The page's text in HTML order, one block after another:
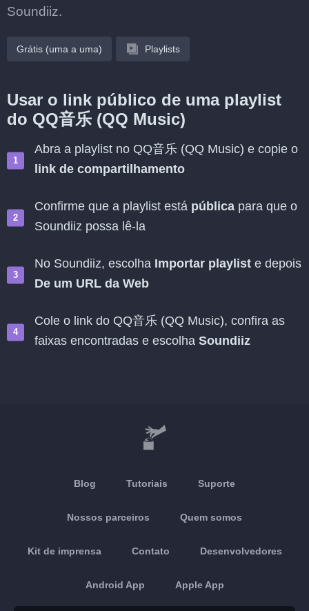
Soundiiz.
Grátis (uma a uma) Playlists
Usar o link público de uma playlist
do QQ音乐 (QQ Music)
Abra a playlist no QQ音乐 (QQ Music) e copie o
link de compartilhamento
Confirme que a playlist está pública para que o
Soundiiz possa lê-la
No Soundiiz, escolha Importar playlist e depois
De um URL da Web
Cole o link do QQ音乐 (QQ Music), confira as
faixas encontradas e escolha Soundiiz
Blog Tutoriais Suporte
Nossos parceiros Quem somos
Kit de imprensa Contato Desenvolvedores
Android App Apple App